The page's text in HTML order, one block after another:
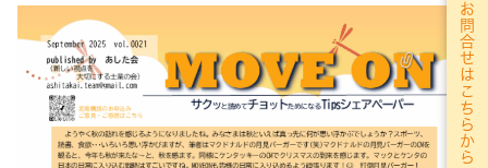
お問合せはこちらから